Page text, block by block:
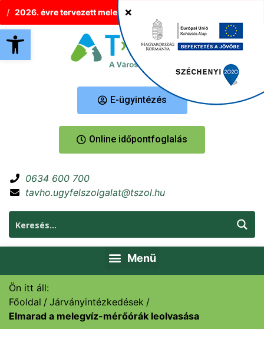
Eszköztár megnyitása
2026. évre tervezett melegvíz-korlátozások Tatabányán
E-ügyintézés
Online időpontfoglalás
0634 600 700
tavho.ugyfelszolgalat@tszol.hu
Ön itt áll:
Főoldal
Járványintézkedések
Elmarad a melegvíz-mérőórák leolvasása